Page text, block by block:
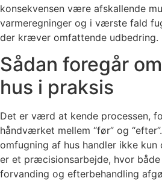
konsekvensen være afskallende
varmeregninger og i værste fald
der kræver omfattende udbedring.
Sådan foregår
hus i praksis
Det er værd at kende processen,
håndværket mellem “før” og
omfugning af hus handler ikke kun
er et præcisionsarbejde, hvor både
forvanding og efterbehandling